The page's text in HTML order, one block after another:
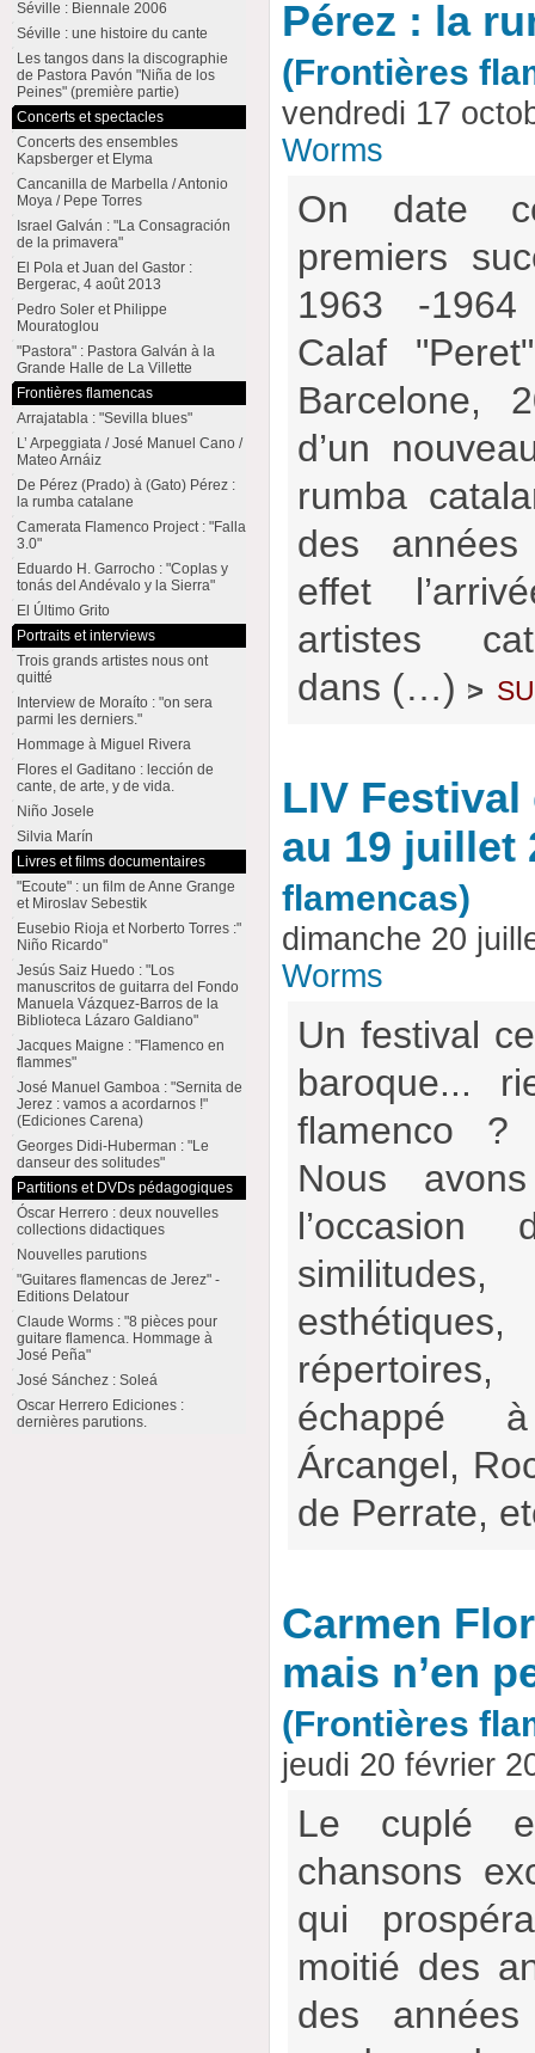
Pérez : la
(Frontières
vendredi 17
Worms
On date
premiers
1963 -
Calaf
Barcelone,
d’un
rumba
des
effet
artistes
dans (…) >
LIV Festival
au 19 juillet
flamencas)
dimanche 20
Worms
Un festival
baroque...
flamenco ?
Nous
échappé
Árcangel,
de Perrate,
Carmen
mais n’en
(Frontières
jeudi 20 février
Le cuplé
chansons
qui
moitié des
des
Séville : Biennale 2006
Séville : une histoire du cante
Les tangos dans la discographie
de Pastora Pavón "Niña de los
Peines" (première partie)
Concerts et spectacles
Concerts des ensembles
Kapsberger et Elyma
Cancanilla de Marbella / Antonio
Moya / Pepe Torres
Israel Galván : "La Consagración
de la primavera"
El Pola et Juan del Gastor :
Bergerac, 4 août 2013
Pedro Soler et Philippe
Mouratoglou
"Pastora" : Pastora Galván à la
Grande Halle de La Villette
Frontières flamencas
Arrajatabla : "Sevilla blues"
L’ Arpeggiata / José Manuel Cano /
Mateo Arnáiz
De Pérez (Prado) à (Gato) Pérez :
la rumba catalane
Camerata Flamenco Project : "Falla
3.0"
Eduardo H. Garrocho : "Coplas y
tonás del Andévalo y la Sierra"
El Último Grito
Portraits et interviews
Trois grands artistes nous ont
quitté
Interview de Moraíto : "on sera
parmi les derniers."
Hommage à Miguel Rivera
Flores el Gaditano : lección de
cante, de arte, y de vida.
Niño Josele
Silvia Marín
Livres et films documentaires
"Ecoute" : un film de Anne Grange
et Miroslav Sebestik
Eusebio Rioja et Norberto Torres :"
Niño Ricardo"
Jesús Saiz Huedo : "Los
manuscritos de guitarra del Fondo
Manuela Vázquez-Barros de la
Biblioteca Lázaro Galdiano"
Jacques Maigne : "Flamenco en
flammes"
José Manuel Gamboa : "Sernita de
Jerez : vamos a acordarnos !"
(Ediciones Carena)
Georges Didi-Huberman : "Le
danseur des solitudes"
Partitions et DVDs pédagogiques
Óscar Herrero : deux nouvelles
collections didactiques
Nouvelles parutions
"Guitares flamencas de Jerez" -
Editions Delatour
Claude Worms : "8 pièces pour
guitare flamenca. Hommage à
José Peña"
José Sánchez : Soleá
Oscar Herrero Ediciones :
dernières parutions.